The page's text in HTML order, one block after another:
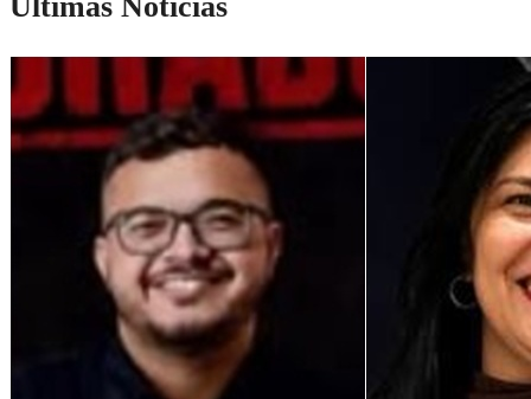
Últimas Notícias